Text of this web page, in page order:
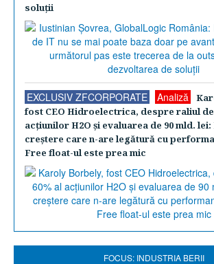
soluţii
EXCLUSIV ZFCORPORATE Analiză
fost CEO Hidroelectrica, despre raliul de
acţiunilor H2O şi evaluarea de 90 mld. lei:
creştere care n-are legătură cu
Free float-ul este prea mic
FOCUS: INDUSTRIA BERII